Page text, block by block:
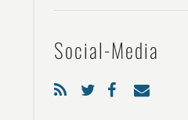
Social-Media